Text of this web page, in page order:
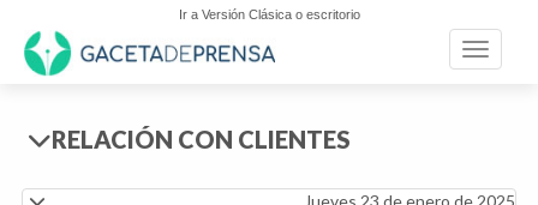
Ir a Versión Clásica o escritorio
Toggle
RELACIÓN CON CLIENTES
Jueves 23 de enero de 2025